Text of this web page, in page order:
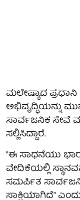
ಮಲೇಷ್ಯಾದ
ಅಭಿವೃದ್ಧಿಯನ್ನು
ಸಾರ್ವಜನಿಕ ಸೇವೆ
ಸಲ್ಲಿಸಿದ್ದಾರೆ.
"ಈ ಸಾಧನೆಯು
ವೇದಿಕೆಯಲ್ಲಿ
ಸಮರ್ಪಿತ
ಸಾಕ್ಷಿಯಾಗಿದೆ"